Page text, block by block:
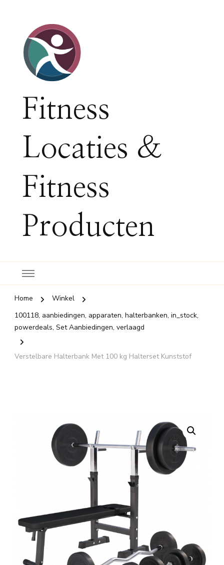
Fitness
Locaties &
Fitness
Producten
Home
Winkel
100118, aanbiedingen, apparaten, halterbanken, in_stock,
powerdeals, Set Aanbiedingen, verlaagd
Verstelbare Halterbank Met 100 kg Halterset Kunststof